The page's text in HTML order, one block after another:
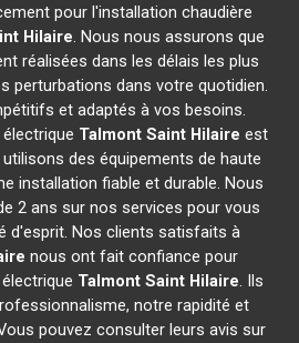
pour l'installation chaudière
Hilaire. Nous nous assurons que
réalisées dans les délais les plus
perturbations dans votre quotidien.
et adaptés à vos besoins.
Talmont Saint Hilaire est
des équipements de haute
installation fiable et durable. Nous
2 ans sur nos services pour vous
d'esprit. Nos clients satisfaits à
nous ont fait confiance pour
Talmont Saint Hilaire. Ils
notre rapidité et
pouvez consulter leurs avis sur